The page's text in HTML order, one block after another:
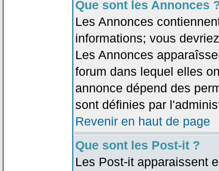
Que sont les Annonces
Les Annonces
informations; vous
Les Annonces
forum dans lequel elles
annonce dépend des
sont définies par
Revenir en haut de page
Que sont les Post-it ?
Les Post-it apparaissent